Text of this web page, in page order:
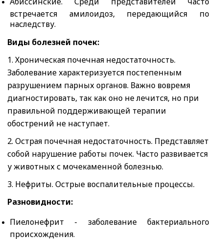
встречается амилоидоз, передающийся по
наследству.
Виды болезней почек:
1. Хроническая почечная недостаточность.
Заболевание характеризуется постепенным
разрушением парных органов. Важно вовремя
диагностировать, так как оно не лечится, но при
правильной поддерживающей терапии
обострений не наступает.
2. Острая почечная недостаточность. Представляет
собой нарушение работы почек. Часто развивается
у животных с мочекаменной болезнью.
3. Нефриты. Острые воспалительные процессы.
Разновидности:
Пиелонефрит - заболевание бактериального
происхождения.